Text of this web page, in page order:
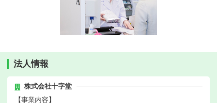
法人情報
株式会社十字堂
【事業内容】